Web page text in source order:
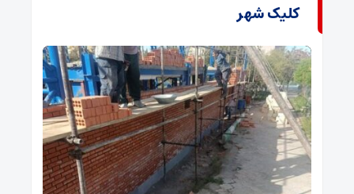
کلیک شهر